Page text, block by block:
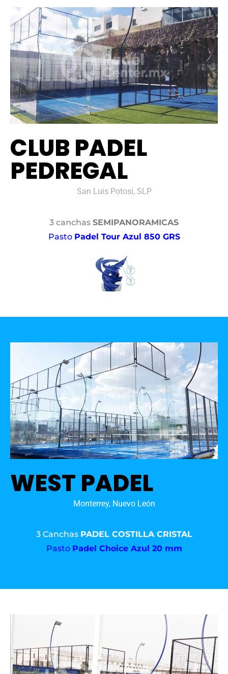
CLUB PADEL
PEDREGAL
San Luis Potosi, SLP
3 canchas SEMIPANORAMICAS
Pasto Padel Tour Azul 850 GRS
WEST PADEL
Monterrey, Nuevo León
3 Canchas PADEL COSTILLA CRISTAL
Pasto Padel Choice Azul 20 mm